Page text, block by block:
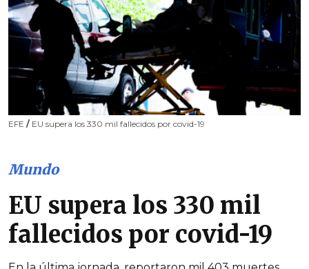
EFE / EU supera los 330 mil fallecidos por covid-19
Mundo
EU supera los 330 mil
fallecidos por covid-19